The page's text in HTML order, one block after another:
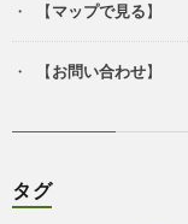
【マップで見る】
【お問い合わせ】
タグ